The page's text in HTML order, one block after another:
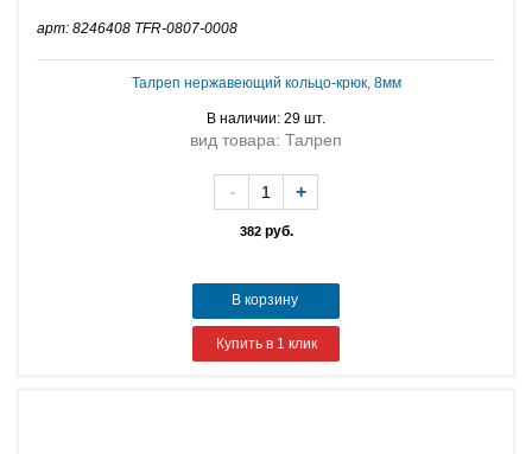
арт: 8246408 TFR-0807-0008
Талреп нержавеющий кольцо-крюк, 8мм
В наличии: 29 шт.
вид товара: Талреп
382руб.
- +
В корзину
Купить в 1 клик